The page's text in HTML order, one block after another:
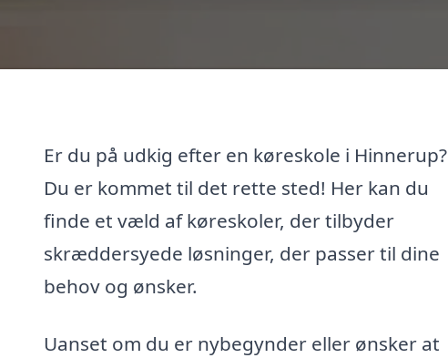
Er du på udkig efter en køreskole i Hinnerup?
Du er kommet til det rette sted! Her kan du
finde et væld af køreskoler, der tilbyder
skræddersyede løsninger, der passer til dine
behov og ønsker.
Uanset om du er nybegynder eller ønsker at